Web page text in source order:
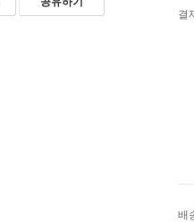
결
배